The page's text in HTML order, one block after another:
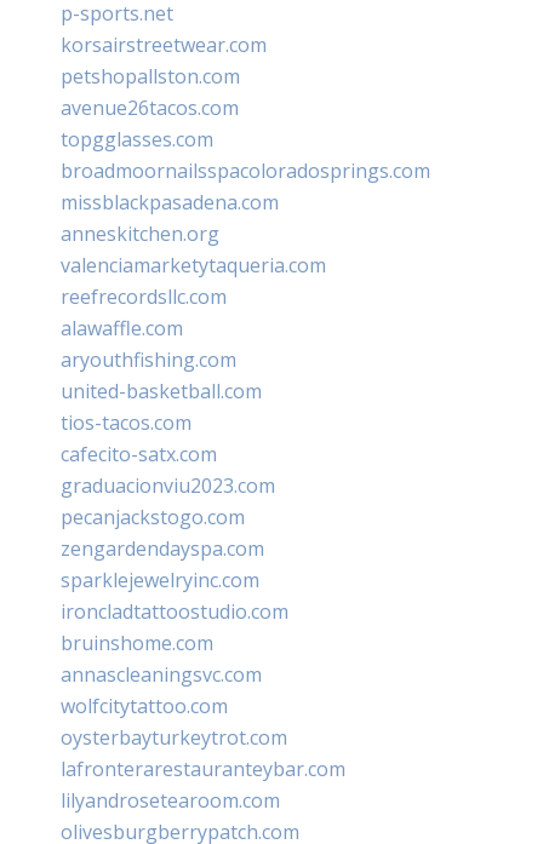
p-sports.net
korsairstreetwear.com
petshopallston.com
avenue26tacos.com
topgglasses.com
broadmoornailsspacoloradosprings.com
missblackpasadena.com
anneskitchen.org
valenciamarketytaqueria.com
reefrecordsllc.com
alawaffle.com
aryouthfishing.com
united-basketball.com
tios-tacos.com
cafecito-satx.com
graduacionviu2023.com
pecanjackstogo.com
zengardendayspa.com
sparklejewelryinc.com
ironcladtattoostudio.com
bruinshome.com
annascleaningsvc.com
wolfcitytattoo.com
oysterbayturkeytrot.com
lafronterarestauranteybar.com
lilyandrosetearoom.com
olivesburgberrypatch.com